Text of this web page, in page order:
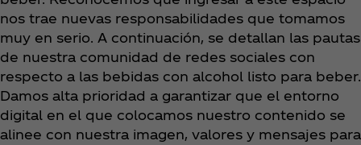
nos trae nuevas responsabilidades que tomamos
muy en serio. A continuación, se detallan las pautas
de nuestra comunidad de redes sociales con
respecto a las bebidas con alcohol listo para beber.
Damos alta prioridad a garantizar que el entorno
digital en el que colocamos nuestro contenido se
alinee con nuestra imagen, valores y mensajes para